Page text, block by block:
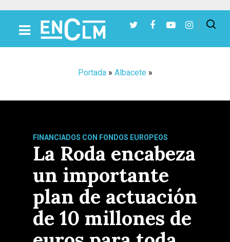
Portada» Albacete »
FINANCIADOS CON FONDOS EUROPEOS
La Roda encabeza
un importante
plan de actuación
de 10 millones de